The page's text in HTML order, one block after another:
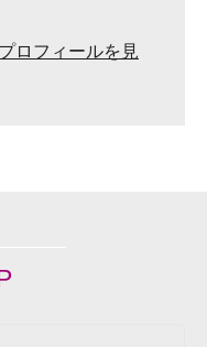
ロフィールを見